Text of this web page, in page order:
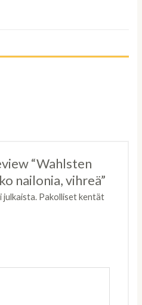
“Wahlsten
nailonia, vihreä”
julkaista. Pakolliset kentät